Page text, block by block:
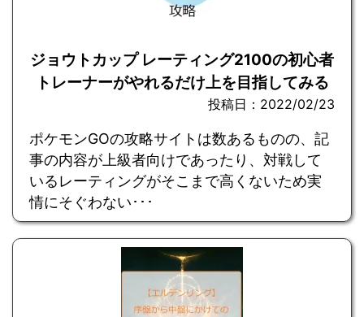
ジョウトカップ レーティング2100の初心者
トレーナーがやれるだけ上を目指してみる
投稿日：2022/02/23
ポケモンGOの攻略サイトは数あるものの、記
事の内容が上級者向けであったり、対戦して
いるレーティングがそこまで高くないため実
情にそぐわない･･･